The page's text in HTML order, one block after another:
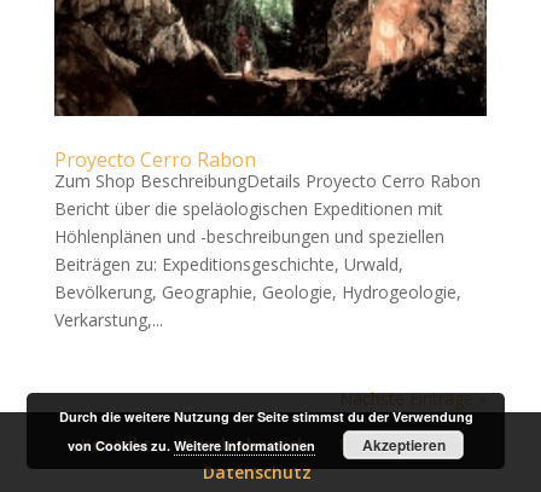
Proyecto Cerro Rabon
Zum Shop BeschreibungDetails Proyecto Cerro Rabon
Bericht über die speläologischen Expeditionen mit
Höhlenplänen und -beschreibungen und speziellen
Beiträgen zu: Expeditionsgeschichte, Urwald,
Bevölkerung, Geographie, Geologie, Hydrogeologie,
Verkarstung,...
Nächste Einträge »
Kontakt
Kundenbereich
Impressum
Datenschutz
Durch die weitere Nutzung der Seite stimmst du der Verwendung
von Cookies zu.Weitere Informationen Akzeptieren